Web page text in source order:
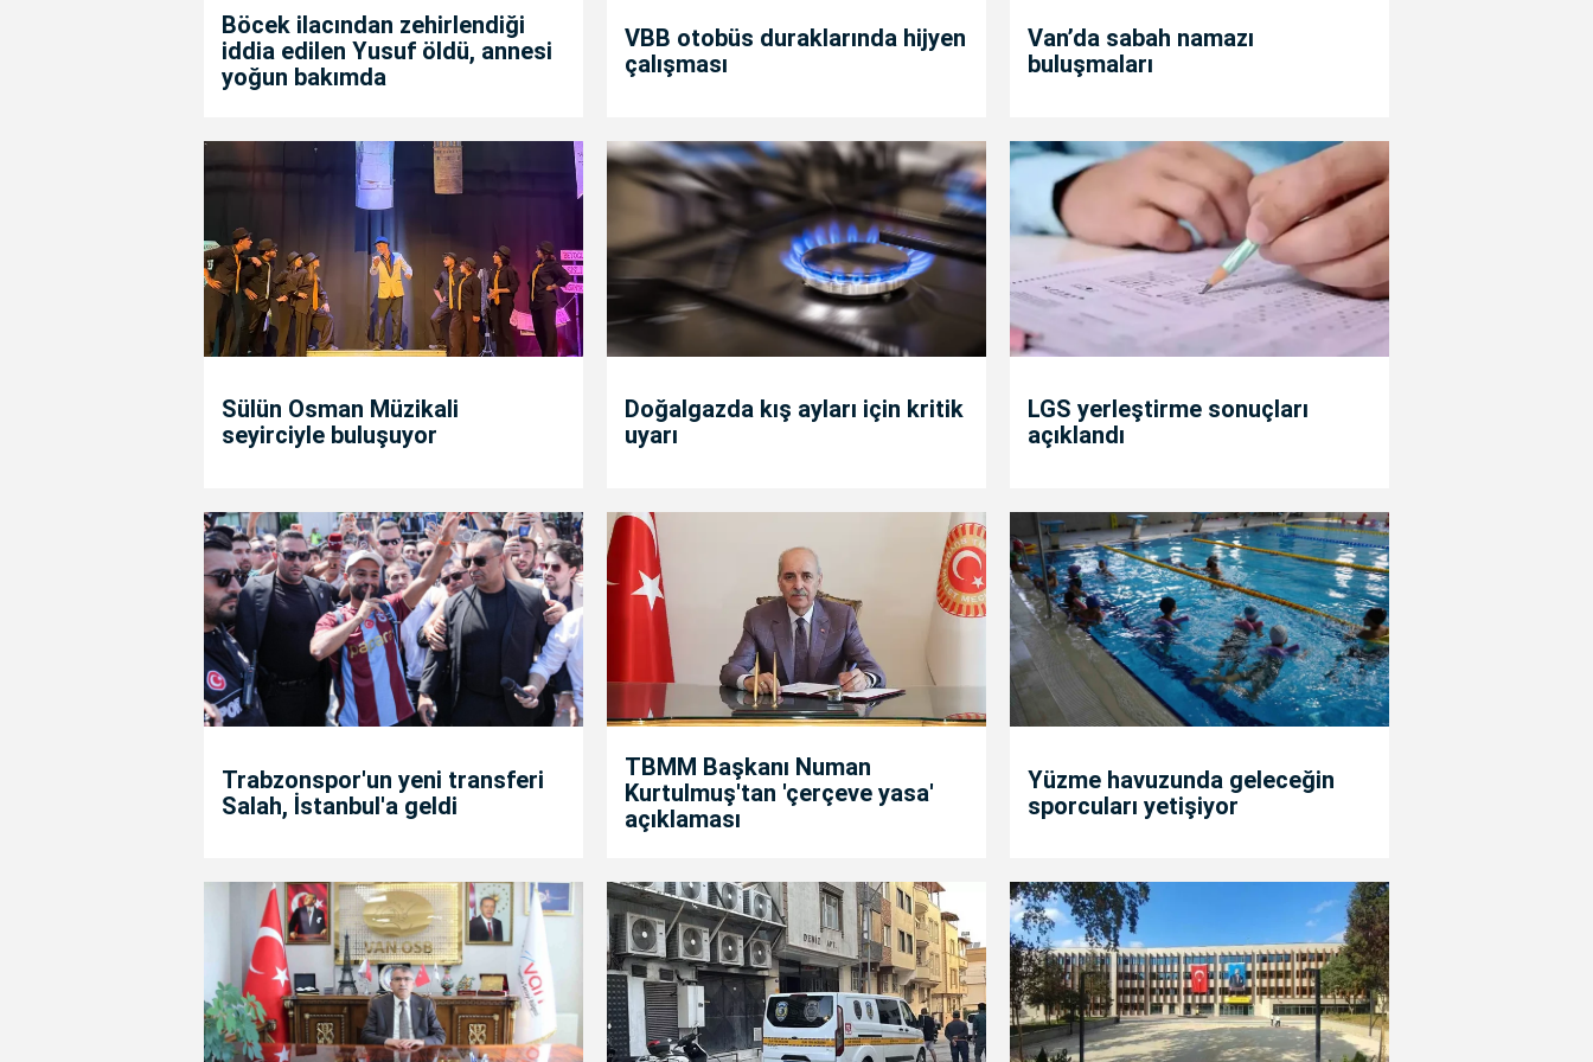
Böcek ilacından zehirlendiği
iddia edilen Yusuf öldü, annesi
yoğun bakımda
VBB otobüs duraklarında hijyen
çalışması
Van’da sabah namazı
buluşmaları
Sülün Osman Müzikali
seyirciyle buluşuyor
Doğalgazda kış ayları için kritik
uyarı
LGS yerleştirme sonuçları
açıklandı
Trabzonspor'un yeni transferi
Salah, İstanbul'a geldi
TBMM Başkanı Numan
Kurtulmuş'tan 'çerçeve yasa'
açıklaması
Yüzme havuzunda geleceğin
sporcuları yetişiyor